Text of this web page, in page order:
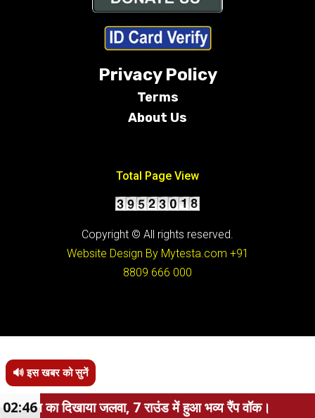
Privacy Policy
Terms
About Us
Total Page View
Copyright © All rights reserved.
Website Design By Mytesta.com +91
8809 666 000
🔊 इस खबर को सुनें
जलवा, 7 राउंड में हुआ भव्य रैंप वॉक। पेपर लीक पर
02:46